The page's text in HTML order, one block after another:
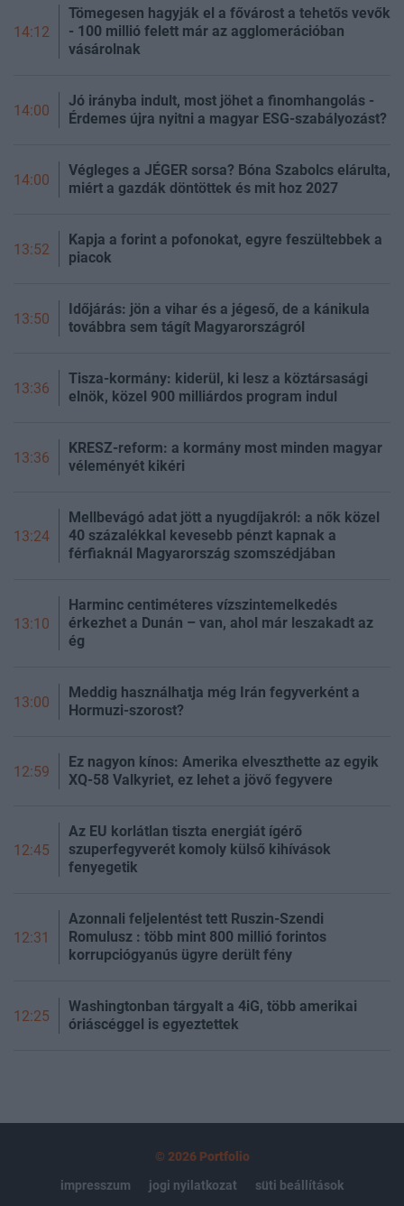
14:12
Tömegesen hagyják el a fővárost a tehetős vevők
- 100 millió felett már az agglomerációban
vásárolnak
14:00
Jó irányba indult, most jöhet a finomhangolás -
Érdemes újra nyitni a magyar ESG-szabályozást?
14:00
Végleges a JÉGER sorsa? Bóna Szabolcs elárulta,
miért a gazdák döntöttek és mit hoz 2027
13:52
Kapja a forint a pofonokat, egyre feszültebbek a
piacok
13:50
Időjárás: jön a vihar és a jégeső, de a kánikula
továbbra sem tágít Magyarországról
13:36
Tisza-kormány: kiderül, ki lesz a köztársasági
elnök, közel 900 milliárdos program indul
13:36
KRESZ-reform: a kormány most minden magyar
véleményét kikéri
13:24
Mellbevágó adat jött a nyugdíjakról: a nők közel
40 százalékkal kevesebb pénzt kapnak a
férfiaknál Magyarország szomszédjában
13:10
Harminc centiméteres vízszintemelkedés
érkezhet a Dunán – van, ahol már leszakadt az
ég
13:00
Meddig használhatja még Irán fegyverként a
Hormuzi-szorost?
12:59
Ez nagyon kínos: Amerika elveszthette az egyik
XQ-58 Valkyriet, ez lehet a jövő fegyvere
12:45
Az EU korlátlan tiszta energiát ígérő
szuperfegyverét komoly külső kihívások
fenyegetik
12:31
Azonnali feljelentést tett Ruszin-Szendi
Romulusz : több mint 800 millió forintos
korrupciógyanús ügyre derült fény
12:25
Washingtonban tárgyalt a 4iG, több amerikai
óriáscéggel is egyeztettek
© 2026 Portfolio
impresszum
jogi nyilatkozat süti beállítások